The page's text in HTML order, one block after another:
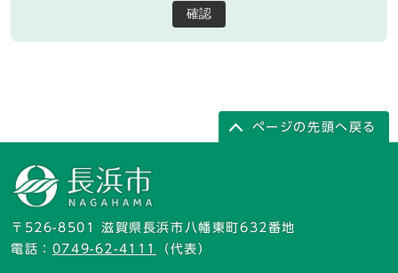
確認
ページの先頭へ戻る
〒526-8501 滋賀県長浜市八幡東町632番地
電話： 0749-62-4111 （代表）